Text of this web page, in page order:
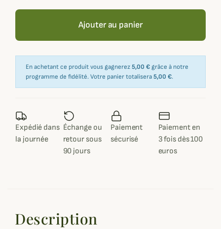
Ajouter au panier
En achetant ce produit vous gagnerez5,00 € grâce à notre
programme de fidélité. Votre panier totalisera5,00 €.
Expédié dans
la journée
Échange ou
retour sous
90 jours
Paiement
sécurisé
Paiement en
3 fois dès 100
euros
Description